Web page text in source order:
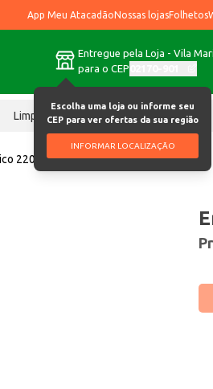
App Meu AtacadãoNossas lojasFolhetos
Entregue pela Loja - Vila
para o CEP
Escolha uma loja ou informe seu
CEP para ver ofertas da sua região
INFORMAR LOCALIZAÇÃO
Limpeza Chocolates
220V Crazy Apple 2L